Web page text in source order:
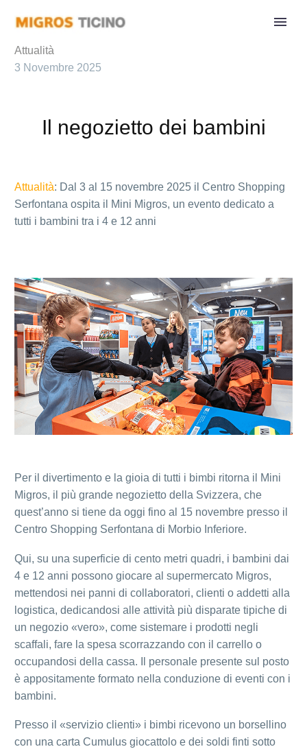
Attualità
3 Novembre 2025
Il negozietto dei bambini
Attualità: Dal 3 al 15 novembre 2025 il Centro Shopping
Serfontana ospita il Mini Migros, un evento dedicato a
tutti i bambini tra i 4 e 12 anni
Per il divertimento e la gioia di tutti i bimbi ritorna il Mini
Migros, il più grande negozietto della Svizzera, che
quest’anno si tiene da oggi fino al 15 novembre presso il
Centro Shopping Serfontana di Morbio Inferiore.
Qui, su una superficie di cento metri quadri, i bambini dai
4 e 12 anni possono giocare al supermercato Migros,
mettendosi nei panni di collaboratori, clienti o addetti alla
logistica, dedicandosi alle attività più disparate tipiche di
un negozio «vero», come sistemare i prodotti negli
scaffali, fare la spesa scorrazzando con il carrello o
occupandosi della cassa. Il personale presente sul posto
è appositamente formato nella conduzione di eventi con i
bambini.
Presso il «servizio clienti» i bimbi ricevono un borsellino
con una carta Cumulus giocattolo e dei soldi finti sotto